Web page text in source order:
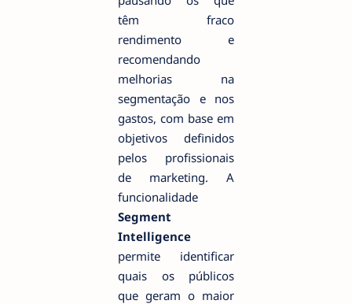
têm fraco
rendimento e
recomendando
melhorias na
segmentação e nos
gastos, com base em
objetivos definidos
pelos profissionais
de marketing. A
funcionalidade
Segment
Intelligence
permite identificar
quais os públicos
que geram o maior